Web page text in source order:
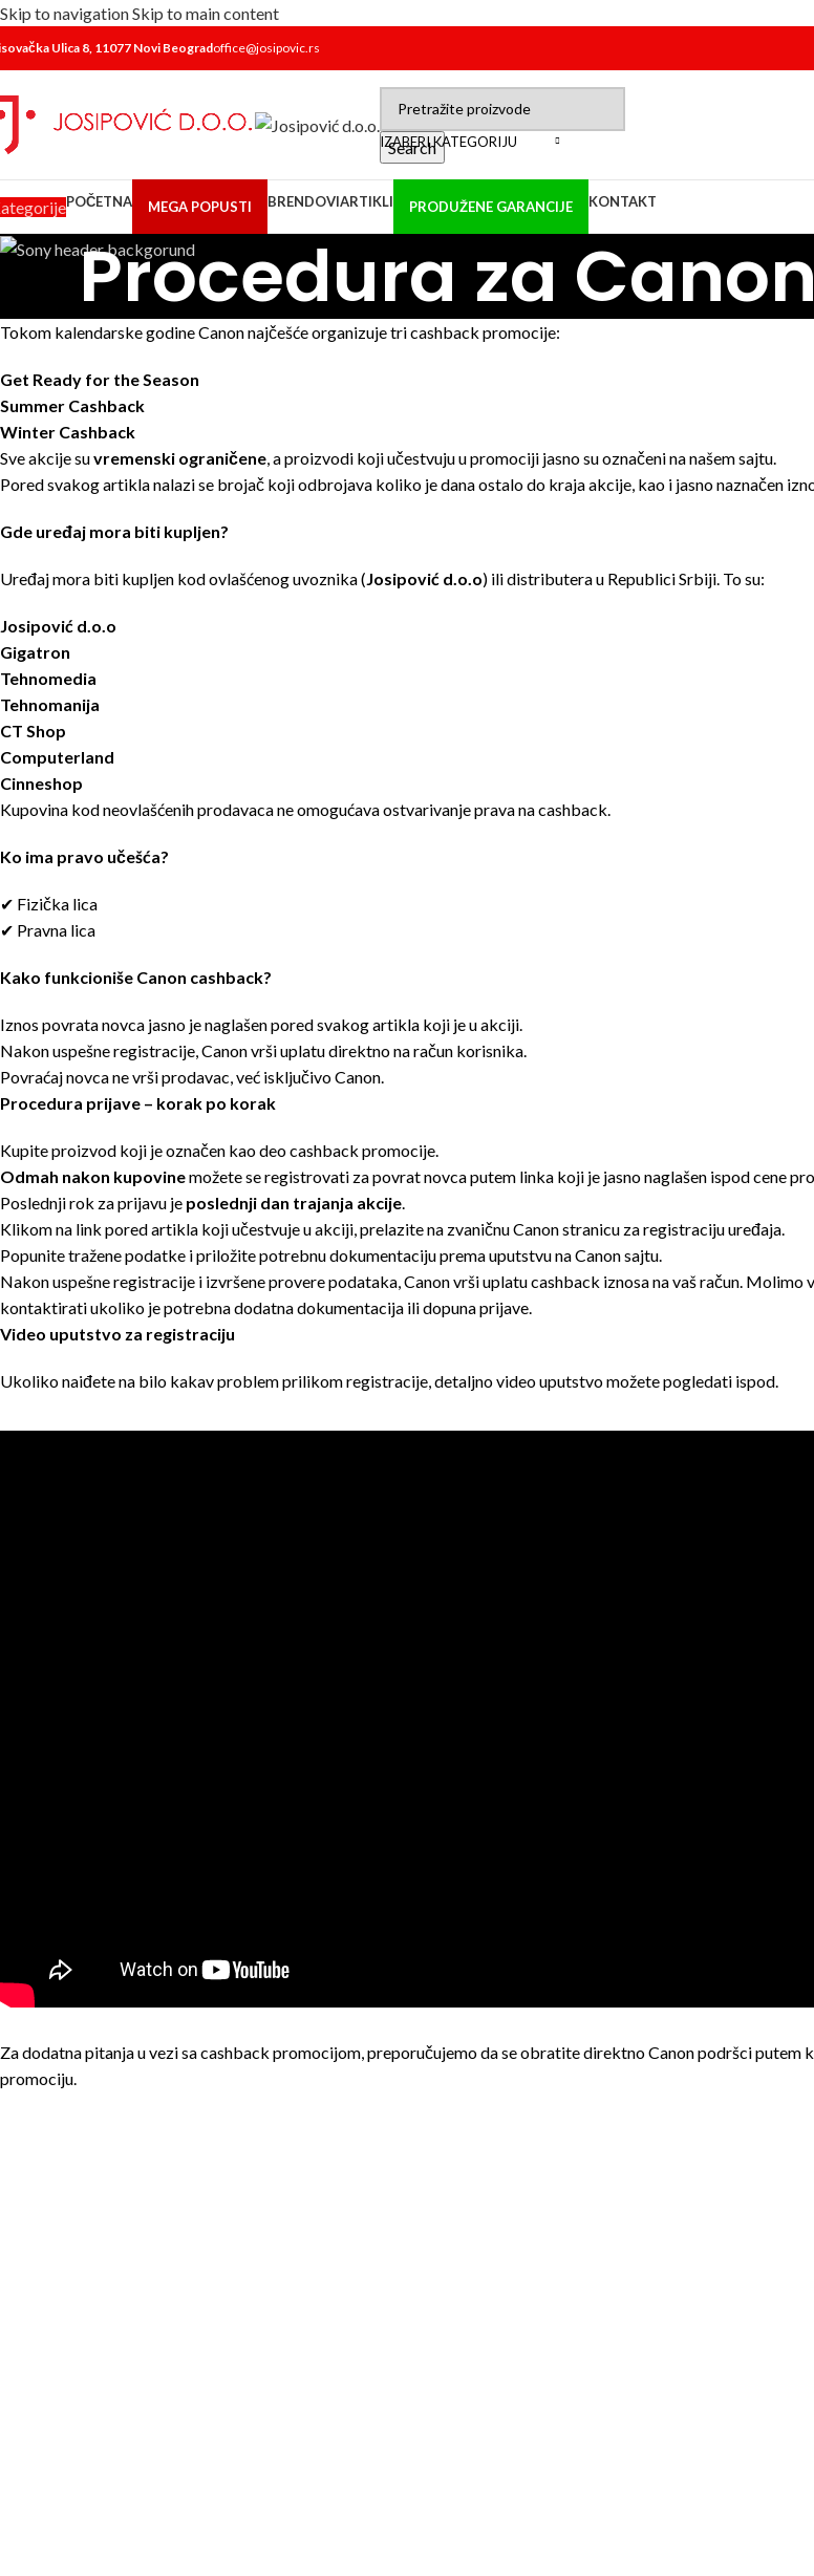
Skip to navigationSkip to main content
Ulica 8, 11077 Novi Beogradoffice@josipovic.rs
IZABERI KATEGORIJU
Search
POČETNA MEGA POPUSTI BRENDOVIARTIKLI PRODUŽENE GARANCIJE KONTAKT
Procedura za
Tokom kalendarske godine Canon najčešće organizuje tri cashback promocije:
Get Ready for the Season
Summer Cashback
Winter Cashback
Sve akcije suvremenski ograničene, a proizvodi koji učestvuju u promociji jasno su označeni na našem sajtu.
Pored svakog artikla nalazi se brojač koji odbrojava koliko je dana ostalo do kraja akcije, kao i jasno naznačen
Gde uređaj mora biti kupljen?
Uređaj mora biti kupljen kod ovlašćenog uvoznika (Josipović d.o.o) ili distributera u Republici Srbiji. To su:
Josipović d.o.o
Gigatron
Tehnomedia
Tehnomanija
CT Shop
Computerland
Cinneshop
Kupovina kod neovlašćenih prodavaca ne omogućava ostvarivanje prava na cashback.
Ko ima pravo učešća?
✔ Fizička lica
✔ Pravna lica
Kako funkcioniše Canon cashback?
Iznos povrata novca jasno je naglašen pored svakog artikla koji je u akciji.
Nakon uspešne registracije, Canon vrši uplatu direktno na račun korisnika.
Povraćaj novca ne vrši prodavac, već isključivo Canon.
Procedura prijave – korak po korak
Kupite proizvod koji je označen kao deo cashback promocije.
Odmah nakon kupovinemožete se registrovati za povrat novca putem linka koji je jasno naglašen ispod cene
Poslednji rok za prijavu je poslednji dan trajanja akcije.
Klikom na link pored artikla koji učestvuje u akciji, prelazite na zvaničnu Canon stranicu za registraciju uređaja.
Popunite tražene podatke i priložite potrebnu dokumentaciju prema uputstvu na Canon sajtu.
Nakon uspešne registracije i izvršene provere podataka, Canon vrši uplatu cashback iznosa na vaš račun.
kontaktirati ukoliko je potrebna dodatna dokumentacija ili dopuna prijave.
Video uputstvo za registraciju
Ukoliko naiđete na bilo kakav problem prilikom registracije, detaljno video uputstvo možete pogledati ispod.
Za dodatna pitanja u vezi sa cashback promocijom, preporučujemo da se obratite direktno Canon podršci
promociju.